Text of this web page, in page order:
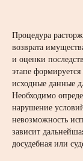
Процедура
возврата
и оценки
этапе
исходные данные
Необходимо
нарушение
невозможность
зависит
досудебная или